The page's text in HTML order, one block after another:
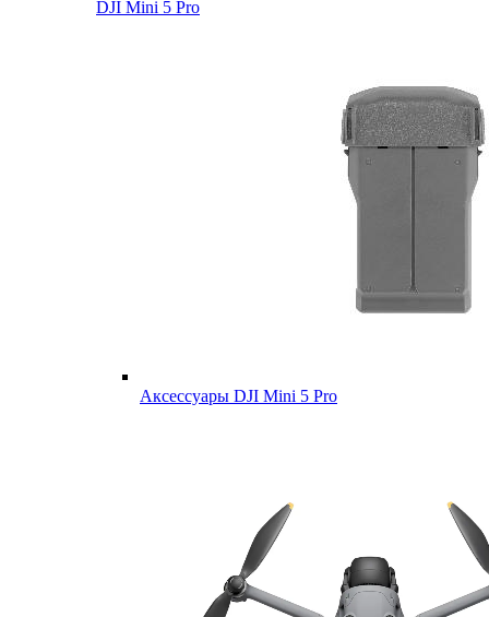
DJI Mini 5 Pro
Аксессуары DJI Mini 5 Pro